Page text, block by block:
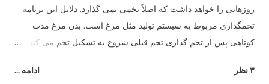
روزهایی را خواهد داشت که اصلاً تخمی نمی گذارد. دلایل این برنامه
تخمگذاری مربوط به سیستم تولید مثل مرغ است. بدن مرغ مدت
کوتاهی پس از تخم گذاری تخم قبلی شروع به تشکیل تخم می کند و
۳ نظر ادامه ...